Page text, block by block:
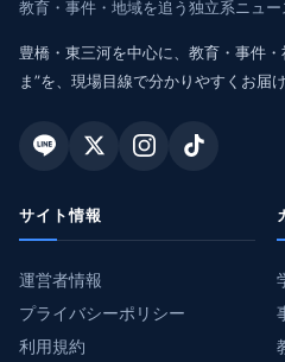
教育・事件・地域を追う独立系ニュ
豊橋・東三河を中心に、教育・事件・
ま”を、現場目線で分かりやすくお届け
サイト情報
運営者情報
プライバシーポリシー
利用規約